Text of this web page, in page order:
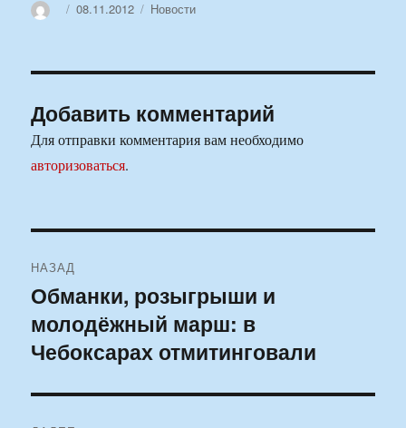
АвторОпубликовано
08.11.2012 Рубрики
Новости
Добавить комментарий
Для отправки комментария вам необходимо
авторизоваться.
по
записям
НАЗАД
Предыдущая
запись:
Обманки, розыгрыши и
молодёжный марш: в
Чебоксарах отмитинговали